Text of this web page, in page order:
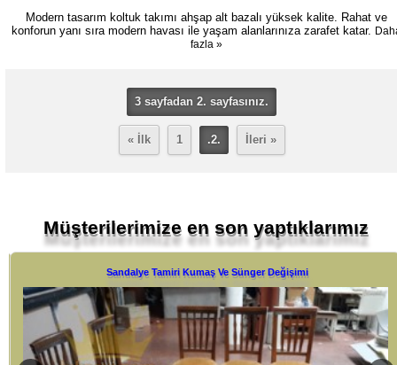
Modern tasarım koltuk takımı ahşap alt bazalı yüksek kalite. Rahat ve
konforun yanı sıra modern havası ile yaşam alanlarınıza zarafet katar.
fazla »
3 sayfadan 2. sayfasınız.
« İlk 1 .2. İleri »
Müşterilerimize en son yaptıklarımız
Koltuk Takımı Tamiri Yüz Değişimi